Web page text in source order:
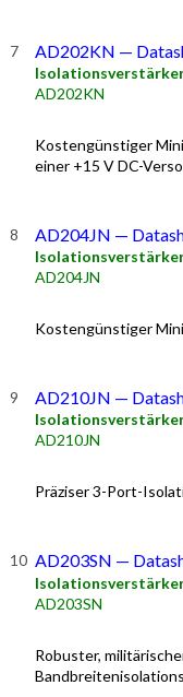
AD202KN —
AD202KN
Kostengünstiger
einer +15 V DC-
AD204JN —
AD204JN
Kostengünstiger
AD210JN —
AD210JN
Präziser 3-Port-
AD203SN —
AD203SN
Robuster,